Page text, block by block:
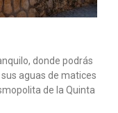
donde podrás
aguas de matices
de la Quinta